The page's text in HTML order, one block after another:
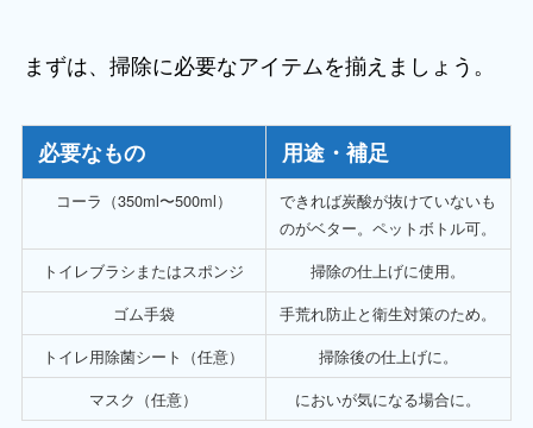
まずは、掃除に必要なアイテムを揃えましょう。
必要なもの 用途・補足
コーラ（350ml〜500ml）
できれば炭酸が抜けていないも
のがベター。ペットボトル可。
トイレブラシまたはスポンジ
掃除の仕上げに使用。
ゴム手袋
手荒れ防止と衛生対策のため。
トイレ用除菌シート（任意）
掃除後の仕上げに。
マスク（任意）
においが気になる場合に。